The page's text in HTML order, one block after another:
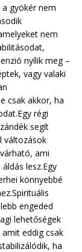
gyökér nem
nem
nyílik meg –
vagy valaki
csak akkor, ha
régi
segít
változások
ami
lesz.Egy
könnyebbé
engeded
lehetőségek
eddig csak
ha